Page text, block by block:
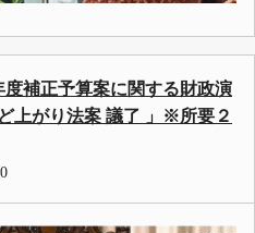
補正予算案に関する財政演
上がり法案 議了 」※所要２